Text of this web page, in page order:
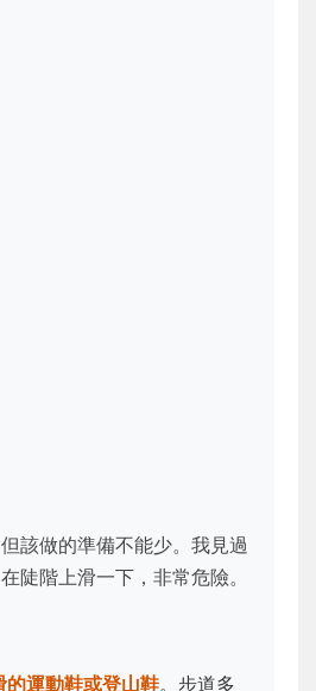
該做的準備不能少。我見過
陡階上滑一下，非常危險。
的運動鞋或登山鞋。步道多